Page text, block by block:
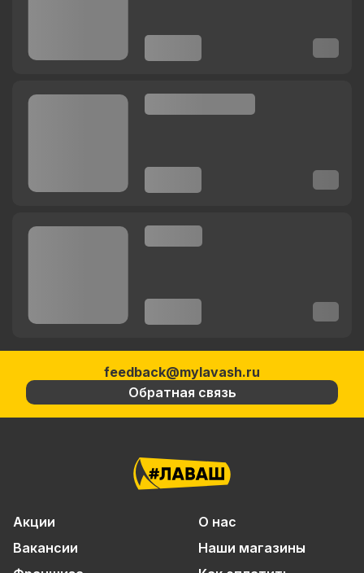
feedback@mylavash.ru
Обратная связь
Акции
О нас
Вакансии
Наши магазины